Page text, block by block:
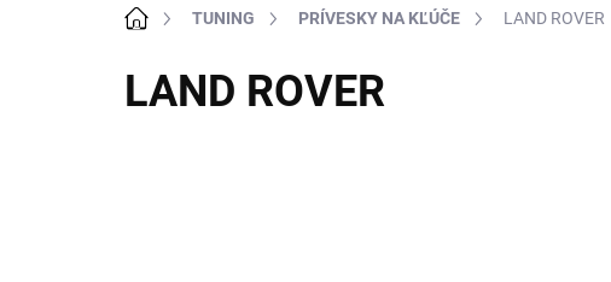
DomovTUNING PRÍVESKY NA KĽÚČE LAND ROVER
LAND ROVER